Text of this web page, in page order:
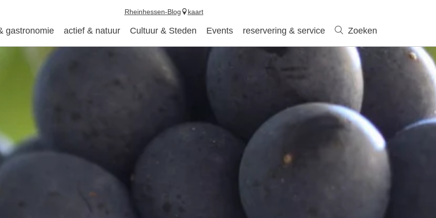
gastronomie actief & natuur Cultuur & Steden Events reservering & service Zoeken
Rheinhessen-Blog kaart